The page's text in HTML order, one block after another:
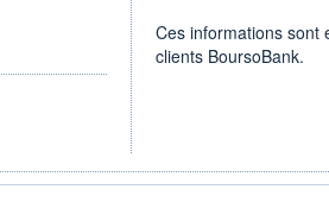
Ces informations sont
clients BoursoBank.